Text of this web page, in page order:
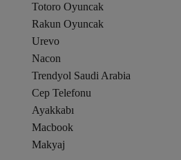
Totoro Oyuncak
Rakun Oyuncak
Urevo
Nacon
Trendyol Saudi Arabia
Cep Telefonu
Ayakkabı
Macbook
Makyaj